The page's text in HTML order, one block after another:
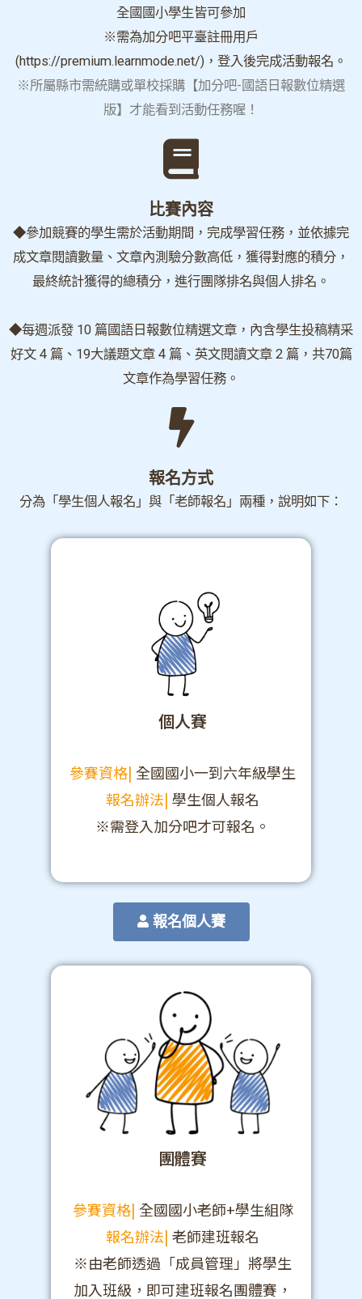
全國國小學生皆可參加
※需為加分吧平臺註冊用戶
(https://premium.learnmode.net/)，登入後完成活動報名。
※所屬縣市需統購或單校採購【加分吧-國語日報數位精選
版】才能看到活動任務喔！
比賽內容
◆參加競賽的學生需於活動期間，完成學習任務，並依據完
成文章閱讀數量、文章內測驗分數高低，獲得對應的積分，
最終統計獲得的總積分，進行團隊排名與個人排名。
◆每週派發 10 篇國語日報數位精選文章，內含學生投稿精采
好文 4 篇、19大議題文章 4 篇、英文閱讀文章 2 篇，共70篇
文章作為學習任務。
報名方式
分為「學生個人報名」與「老師報名」兩種，說明如下：
個人賽
參賽資格| 全國國小一到六年級學生
報名辦法|學生個人報名
※需登入加分吧才可報名。
報名個人賽
團體賽
參賽資格| 全國國小老師+學生組隊
報名辦法|老師建班報名
※由老師透過「成員管理」將學生
加入班級，即可建班報名團體賽，